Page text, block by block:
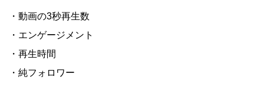
・動画の3秒再生数
・エンゲージメント
・再生時間
・純フォロワー